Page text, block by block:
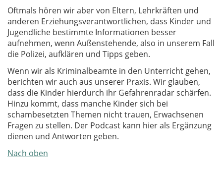
Oftmals hören wir aber von Eltern, Lehrkräften und
anderen Erziehungsverantwortlichen, dass Kinder und
Jugendliche bestimmte Informationen besser
aufnehmen, wenn Außenstehende, also in unserem Fall
die Polizei, aufklären und Tipps geben.
Wenn wir als Kriminalbeamte in den Unterricht gehen,
berichten wir auch aus unserer Praxis. Wir glauben,
dass die Kinder hierdurch ihr Gefahrenradar schärfen.
Hinzu kommt, dass manche Kinder sich bei
schambesetzten Themen nicht trauen, Erwachsenen
Fragen zu stellen. Der Podcast kann hier als Ergänzung
dienen und Antworten geben.
Nach oben